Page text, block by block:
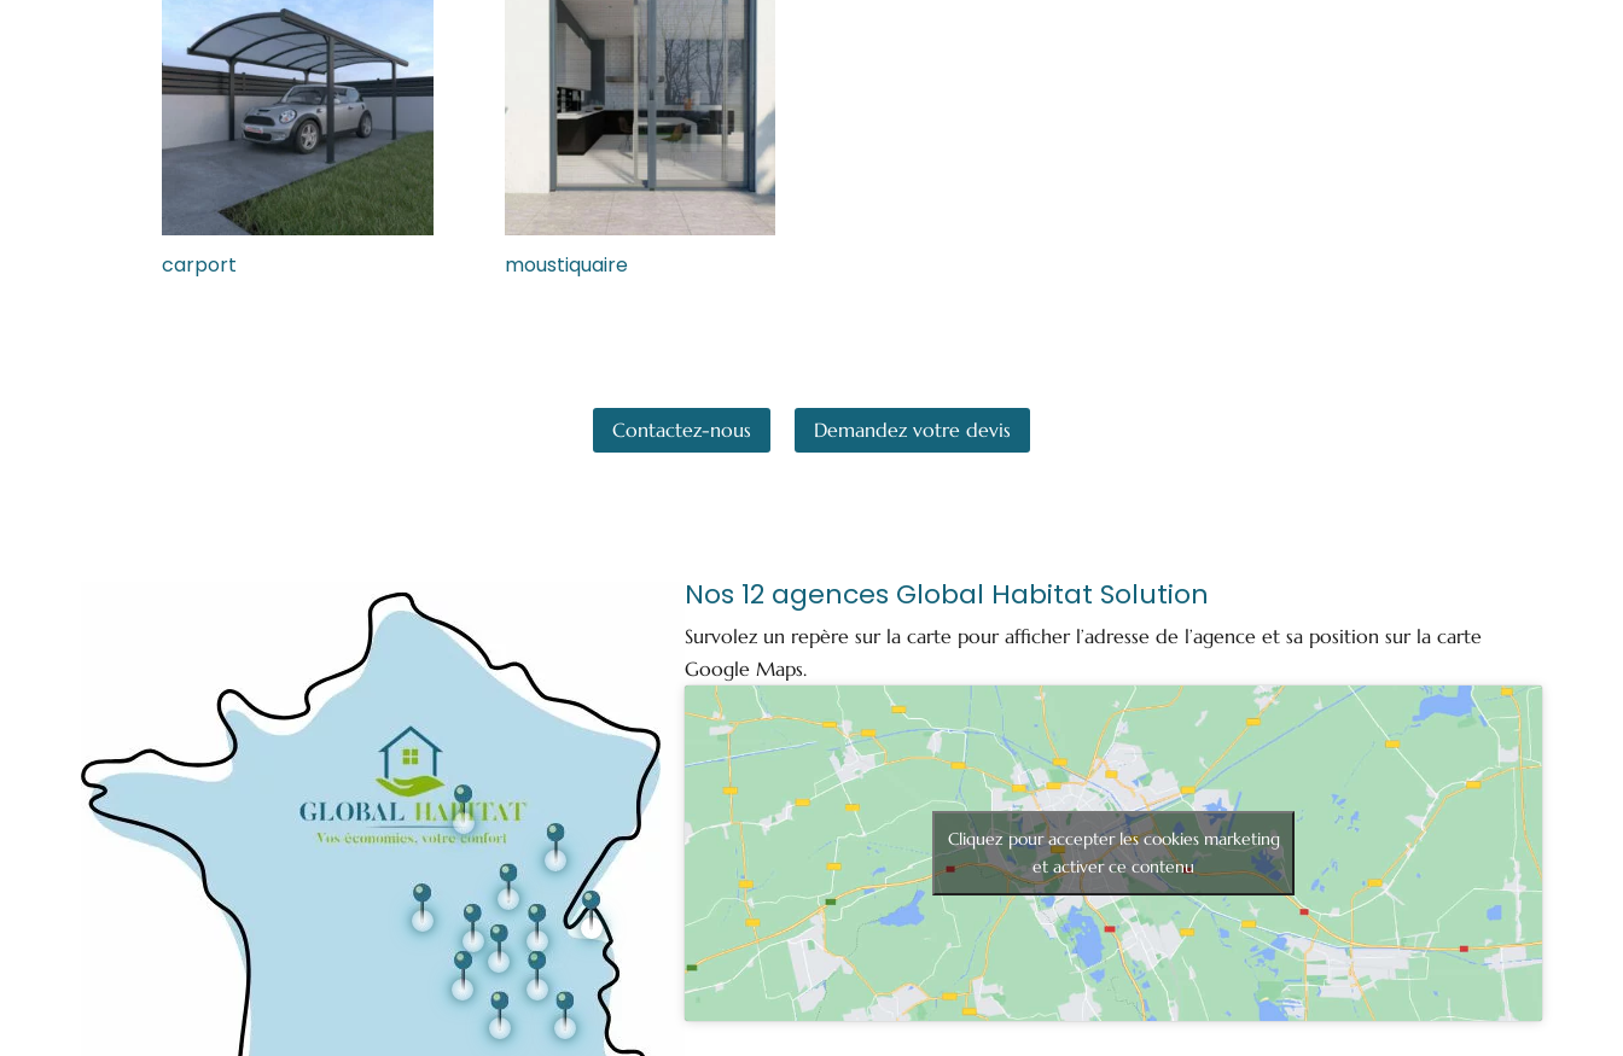
carport moustiquaire
Contactez-nous Demandez votre devis
Nos 12 agences Global Habitat Solution
Survolez un repère sur la carte pour afficher l’adresse de l’agence et sa position sur la carte
Google Maps.
Cliquez pour accepter les cookies marketing
et activer ce contenu